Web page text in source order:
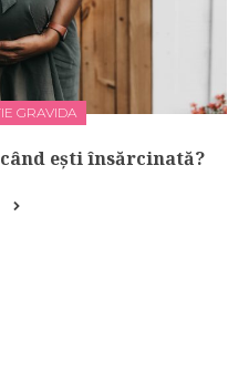
GRAVIDA
ești însărcinată?